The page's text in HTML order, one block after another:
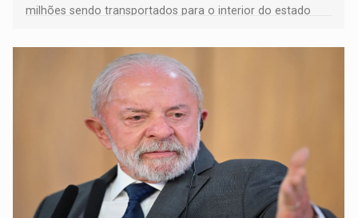
milhões sendo transportados para o interior do estado
ligação do suspeito com um deputado federal do União
Brasil por Rondônia